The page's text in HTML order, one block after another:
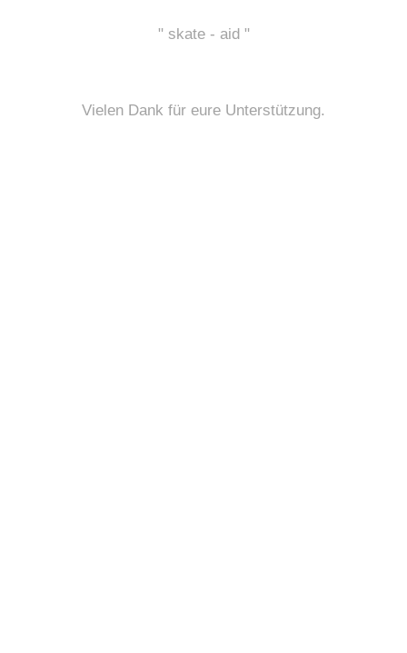
" skate - aid "
Vielen Dank für eure Unterstützung.